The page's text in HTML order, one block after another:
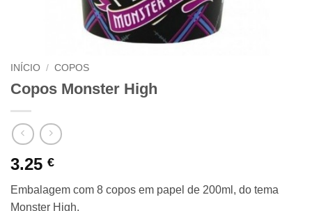
INÍCIO / COPOS
Copos Monster High
3.25 €
Embalagem com 8 copos em papel de 200ml, do tema
Monster High.